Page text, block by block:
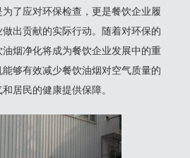
了应对环保检查，更是餐饮企业履
出贡献的实际行动。随着对环保的
烟净化将成为餐饮企业发展中的重
够有效减少餐饮油烟对空气质量的
居民的健康提供保障。